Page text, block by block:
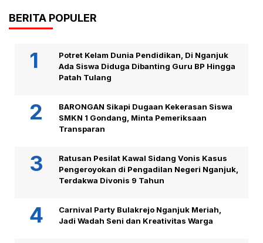
BERITA POPULER
Potret Kelam Dunia Pendidikan, Di Nganjuk
Ada Siswa Diduga Dibanting Guru BP Hingga
Patah Tulang
BARONGAN Sikapi Dugaan Kekerasan Siswa
SMKN 1 Gondang, Minta Pemeriksaan
Transparan
Ratusan Pesilat Kawal Sidang Vonis Kasus
Pengeroyokan di Pengadilan Negeri Nganjuk,
Terdakwa Divonis 9 Tahun
Carnival Party Bulakrejo Nganjuk Meriah,
Jadi Wadah Seni dan Kreativitas Warga